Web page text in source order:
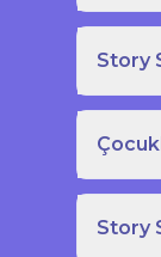
Story
Story